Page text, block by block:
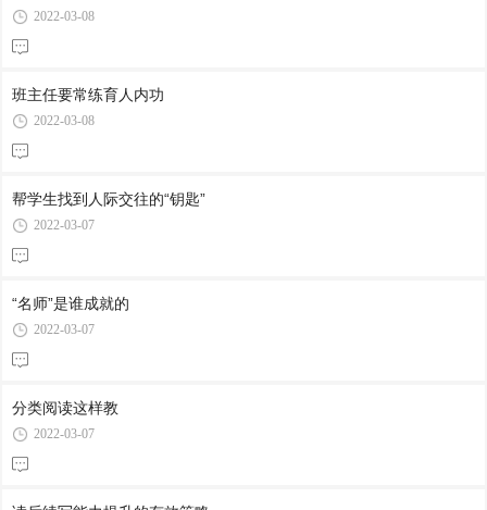
2022-03-08
班主任要常练育人内功
2022-03-08
帮学生找到人际交往的“钥匙”
2022-03-07
“名师”是谁成就的
2022-03-07
分类阅读这样教
2022-03-07